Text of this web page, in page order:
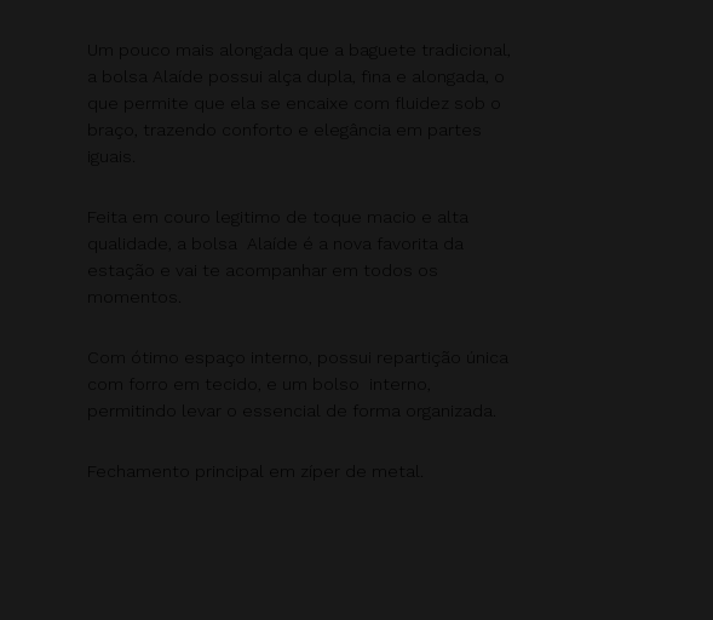
Um pouco mais alongada que a baguete tradicional,
a bolsa Alaíde possui alça dupla, fina e alongada, o
que permite que ela se encaixe com fluidez sob o
braço, trazendo conforto e elegância em partes
Feita em couro legitimo de toque macio e alta
qualidade, a bolsa Alaíde é a nova favorita da
estação e vai te acompanhar em todos os
momentos.
Com ótimo espaço interno, possui repartição única
com forro em tecido, e um bolso interno,
permitindo levar o essencial de forma organizada.
Fechamento principal em zíper de metal.